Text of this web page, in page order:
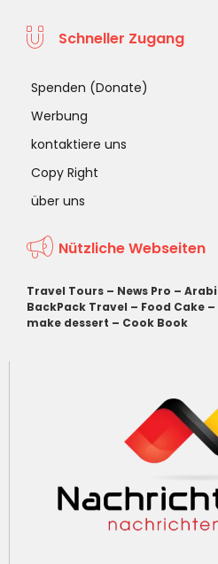
Schneller Zugang
Spenden (Donate)
Werbung
kontaktiere uns
Copy Right
über uns
Nützliche Webseiten
Travel Tours – News Pro –
BackPack Travel – Food Cake –
make dessert – Cook Book